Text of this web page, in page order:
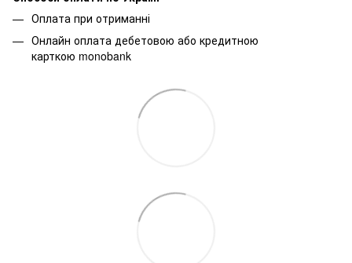
Оплата при отриманні
Онлайн оплата дебетовою або кредитною
карткою monobank